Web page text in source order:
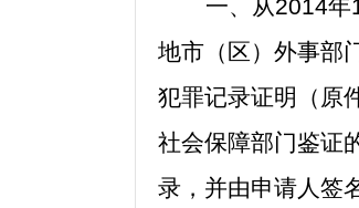
一、从2014年
地市（区）外事部
犯罪记录证明（原
社会保障部门鉴证
录，并由申请人签